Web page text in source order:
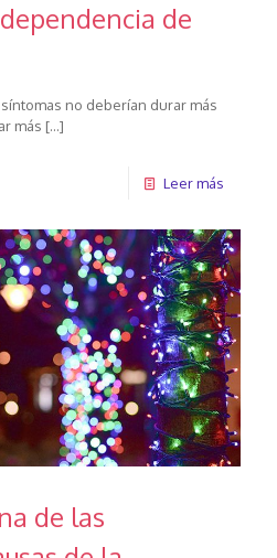
de
no deberían durar más
más […]
Leer más
de las